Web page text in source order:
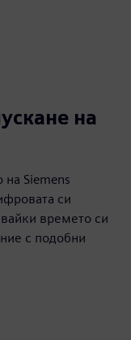
на
Siemens
си
времето си
с подобни